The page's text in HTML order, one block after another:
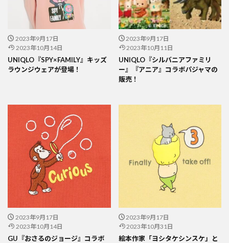
2023年9月17日
2023年10月14日
UNIQLO『SPY×FAMILY』キッズ
ラウンジウェアが登場！
2023年9月17日
2023年10月11日
UNIQLO『シルバニアファミリ
ー』『アニア』コラボパジャマの
販売！
2023年9月17日
2023年10月14日
GU『おさるのジョージ』コラボ
2023年9月17日
2023年10月31日
絵本作家「ヨシタケシンスケ」と